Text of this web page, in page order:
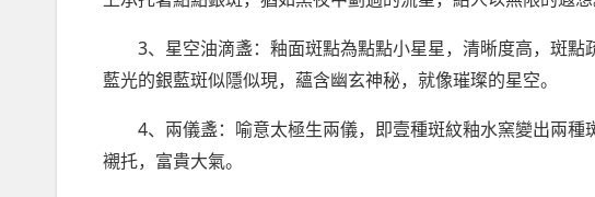
3、星空油滴盞：釉面斑點為點點小星星，清晰度高，斑
藍光的銀藍斑似隱似現，蘊含幽玄神秘，就像璀璨的星空。
4、兩儀盞：喻意太極生兩儀，即壹種斑紋釉水窯變出兩
襯托，富貴大氣。